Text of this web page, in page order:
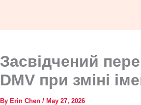
Засвідчений
DMV при зміні
By Erin Chen / May 27, 2026